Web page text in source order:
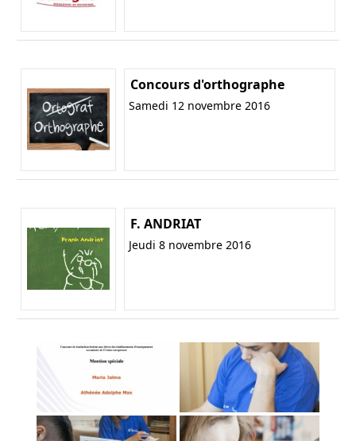
Concours d'orthographe
Samedi 12 novembre 2016
F. ANDRIAT
Jeudi 8 novembre 2016